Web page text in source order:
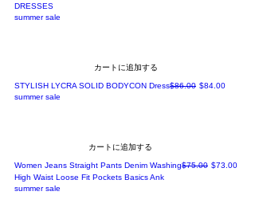
DRESSES
summer sale
カートに追加する
STYLISH LYCRA SOLID BODYCON Dress通常価格
$86.00 セール価格
$84.00
summer sale
カートに追加する
Women Jeans Straight Pants Denim Washing
High Waist Loose Fit Pockets Basics Ank
通常価格
$75.00 セール価格
$73.00
summer sale